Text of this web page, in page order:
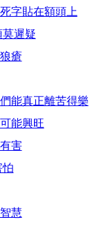
字貼在額頭上
遲疑
瘡
能真正離苦得樂
能興旺
害
怕
慧